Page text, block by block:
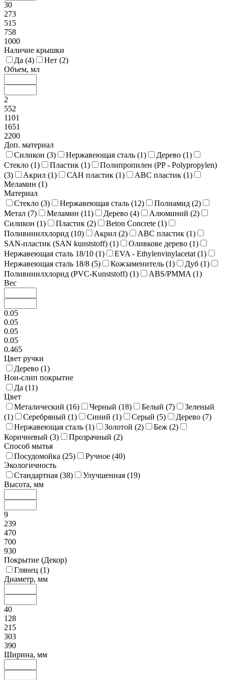
30
273
515
758
1000
Наличие крышки
Да (4) Нет (2)
Объем, мл
2
552
1101
1651
2200
Доп. материал
Силикон (3) Нержавеющая сталь (1) Дерево (1)
Стекло (1) Пластик (1)
Полипропилен (PP - Polypropylen)
(3) Акрил (1) САН пластик (1) ABC пластик (1)
Меламин (1)
Материал
Стекло (3) Нержавеющая сталь (12) Полиамид (2)
Метал (7) Меламин (11) Дерево (4) Алюминий (2)
Силикон (1) Пластик (2) Beton Concrete (1)
Поливинилхлорид (10) Акрил (2) ABC пластик (1)
SAN-пластик (SAN kunststoff) (1) Оливкове дерево (1)
Нержавеющая сталь 18/10 (1) EVA - Ethylenvinylacetat (1)
Нержавеющая сталь 18/8 (5) Кожзаменитель (1) Дуб (1)
Поливинилхлорид (PVC-Kunststoff) (1) ABS/PMMA (1)
Вес
0.05
0.05
0.05
0.05
0.465
Цвет ручки
Дерево (1)
Нон-слип покрытие
Да (11)
Цвет
Металический (16) Черный (18) Белый (7)
Зеленый
(1) Серебряный (1) Синий (1) Серый (5) Дерево (7)
Нержавеющая сталь (1) Золотой (2) Беж (2)
Коричневый (3) Прозрачный (2)
Способ мытья
Посудомойка (25) Ручное (40)
Экологичность
Стандартная (38) Улучшенная (19)
Высота, мм
9
239
470
700
930
Покрытие (Декор)
Глянец (1)
Диаметр, мм
40
128
215
303
390
Ширина, мм